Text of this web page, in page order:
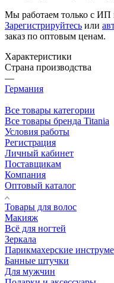
Мы работаем только с
Зарегистрируйтесь или
заказ по оптовым ценам.
Характеристики
Страна производства
—
Германия
Все товары категории
Все товары бренда Titania
Условия работы
Регистрация
Личный кабинет
Поставщикам
Компания
Оптовый каталог
Товары для волос
Макияж
Всё для ногтей
Зеркала
Парикмахерские
Банные штучки
Для мужчин